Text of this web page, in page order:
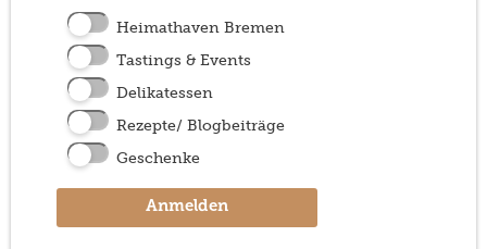
Heimathaven Bremen
Tastings & Events
Delikatessen
Rezepte/ Blogbeiträge
Geschenke
Anmelden